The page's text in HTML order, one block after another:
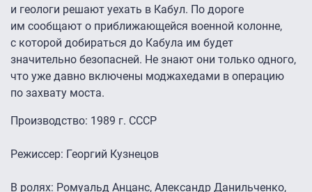
и геологи решают уехать в Кабул. По дороге
им сообщают о приближающейся военной колонне,
с которой добираться до Кабула им будет
значительно безопасней. Не знают они только одного,
что уже давно включены моджахедами в операцию
по захвату моста.
Производство: 1989 г. СССР
Режиссер: Георгий Кузнецов
В ролях: Ромуальд Анцанс, Александр Данильченко,